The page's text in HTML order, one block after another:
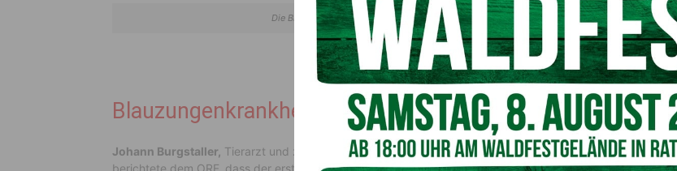
Die Blauzungenkrankheit breitet sich aktuell in Kärnten aus.
© Privat
Blauzungenkrankheit breitet sich aus
Johann Burgstaller, Tierarzt und zuständig für Tierkrankheiten bei der Landwirtschaftskammer,
berichtete dem ORF, dass der erste Fall derBlauzungenkrankheitin Kärnten bereitsvor einem Jahr